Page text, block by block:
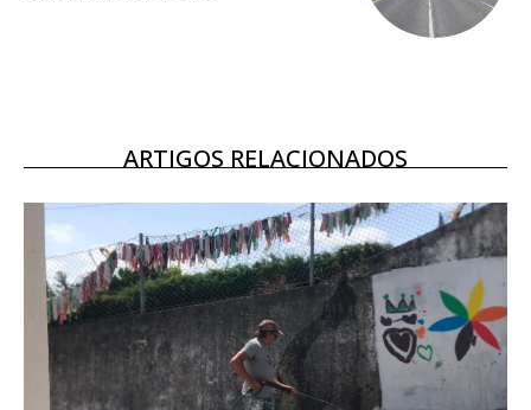
Acesso aos conteúdos Exclusivos para
Ofertas para assinatura anual
Escolha o plano
ARTIGOS RELACIONADOS